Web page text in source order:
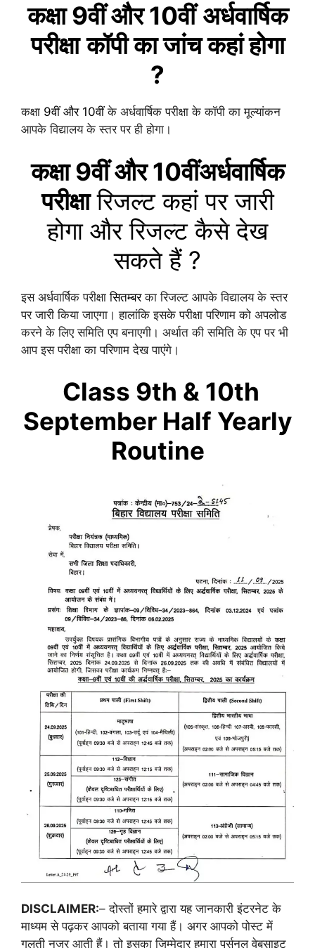
कक्षा 9वीं और 10वीं अर्धवार्षिक
परीक्षा कॉपी का जांच कहां होगा
?
कक्षा 9वीं और 10वींके अर्धवार्षिक परीक्षा के कॉपी का मूल्यांकन
आपके विद्यालय के स्तर पर ही होगा।
कक्षा 9वीं और 10वींअर्धवार्षिक
परीक्षारिजल्ट कहां पर जारी
होगा और रिजल्ट कैसे देख
सकते हैं ?
इस अर्धवार्षिक परीक्षासितम्बरका रिजल्ट आपके विद्यालय के स्तर
पर जारी किया जाएगा। हालांकि इसके परीक्षा परिणाम को अपलोड
करने के लिए समिति एप बनाएगी। अर्थात की समिति के एप पर भी
आप इस परीक्षा का परिणाम देख पाएंगे।
Class 9th & 10th
September Half Yearly
Routine
DISCLAIMER:– दोस्तों हमारे द्वारा यह जानकारी इंटरनेट के
माध्यम से पढ़कर आपको बताया गया हैं। अगर आपको पोस्ट में
गलती नजर आती हैं। तो इसका जिम्मेदार हमारा पर्सनल वेबसाइट